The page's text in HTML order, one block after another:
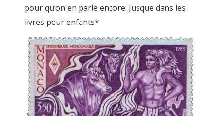
pour qu’on en parle encore. Jusque dans les
livres pour enfants*